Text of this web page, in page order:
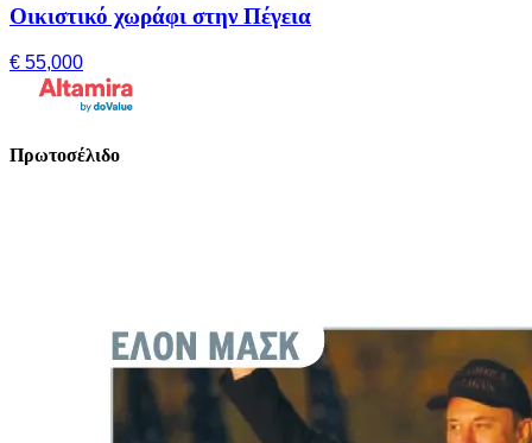
Οικιστικό χωράφι στην Πέγεια
€ 55,000
Πρωτοσέλιδο